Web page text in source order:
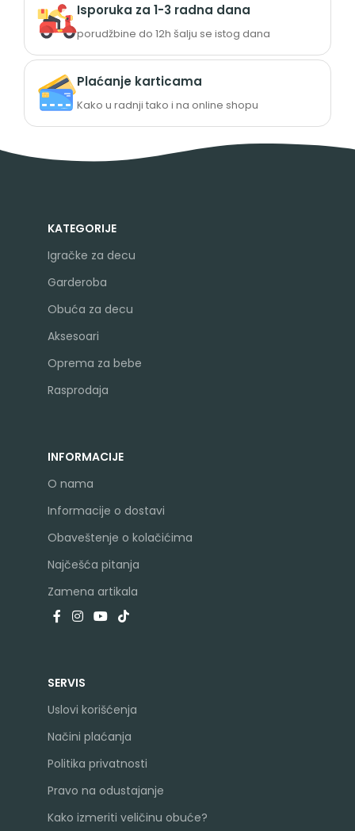
Isporuka za 1-3 radna dana
porudžbine do 12h šalju se istog dana
Plaćanje karticama
Kako u radnji tako i na online shopu
KATEGORIJE
Igračke za decu
Garderoba
Obuća za decu
Aksesoari
Oprema za bebe
Rasprodaja
INFORMACIJE
O nama
Informacije o dostavi
Obaveštenje o kolačićima
Najčešća pitanja
Zamena artikala
SERVIS
Uslovi korišćenja
Načini plaćanja
Politika privatnosti
Pravo na odustajanje
Kako izmeriti veličinu obuće?